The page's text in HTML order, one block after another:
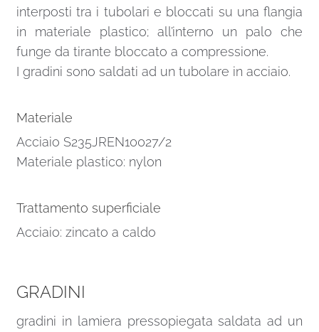
interposti tra i tubolari e bloccati su una flangia
in materiale plastico; all’interno un palo che
funge da tirante bloccato a compressione.
I gradini sono saldati ad un tubolare in acciaio.
Materiale
Acciaio S235JREN10027/2
Materiale plastico: nylon
Trattamento superficiale
Acciaio: zincato a caldo
GRADINI
gradini in lamiera pressopiegata saldata ad un